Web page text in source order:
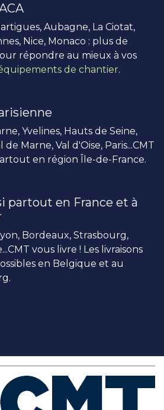
Aubagne, La Ciotat,
Nice, Monaco : plus de
répondre au mieux à vos
de chantier.
Yvelines, Hauts de Seine,
de Marne, Val d'Oise, Paris...CMT
en région Île-de-France.
partout en France et à
Bordeaux, Strasbourg,
vous livre ! Les livraisons
en Belgique et au